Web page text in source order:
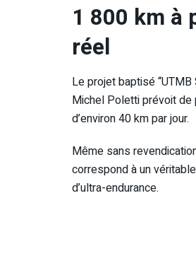
1 800 km à
réel
Le projet baptisé
Michel Poletti prévoit de
d’environ 40 km par jour.
Même sans
correspond à un
d’ultra-endurance.